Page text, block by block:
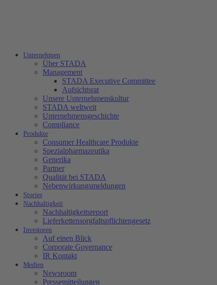
Unternehmen
Über STADA
Management
STADA Executive Committee
Aufsichtsrat
Unsere Unternehmenskultur
STADA weltweit
Unternehmensgeschichte
Compliance
Produkte
Consumer Healthcare Produkte
Spezialpharmazeutika
Generika
Partner
Qualität bei STADA
Nebenwirkungsmeldungen
Stories
Nachhaltigkeit
Nachhaltigkeitsreport
Lieferkettensorgfaltspflichtengesetz
Investoren
Auf einen Blick
Corporate Governance
IR Kontakt
Medien
Newsroom
Pressemitteilungen